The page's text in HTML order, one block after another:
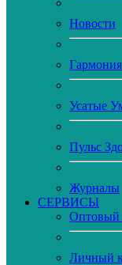
Новости
Усатые
Пульс
Журналы
CЕРВИСЫ
Оптовый
Личный